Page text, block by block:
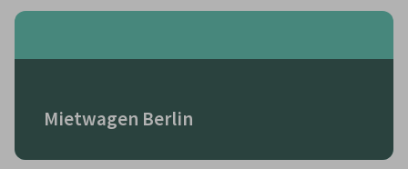
Mietwagen Berlin